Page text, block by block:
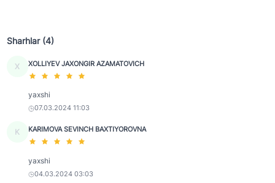
Sharhlar (4)
X XOLLIYEV JAXONGIR AZAMATOVICH
yaxshi
07.03.2024 11:03
K KARIMOVA SEVINCH BAXTIYOROVNA
yaxshi
04.03.2024 03:03